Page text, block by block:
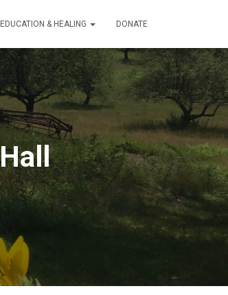
EDUCATION & HEALING DONATE